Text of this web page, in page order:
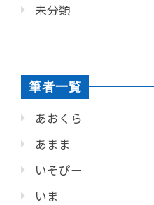
未分類
筆者一覧
あおくら
あまま
いそぴー
いま